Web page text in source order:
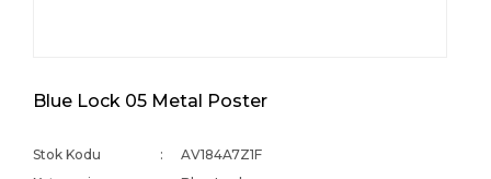
Blue Lock 05 Metal Poster
Stok Kodu
AV184A7Z1F